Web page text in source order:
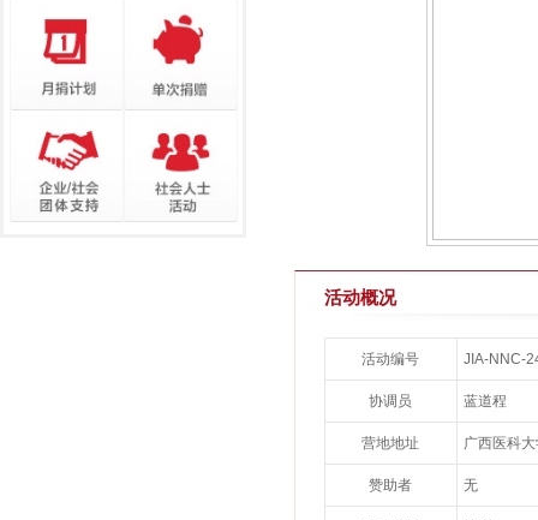
活动概况
活动编号 JIA-NNC-
协调员 蓝道程
营地地址 广西医科
赞助者 无